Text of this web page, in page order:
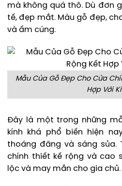
mà không quá thô. Dù đơn
tế, đẹp mắt. Màu gỗ đẹp,
và ấm cúng.
Mẫu Của Gỗ Đẹp Cho Cửa
Hợp Với
Đây là một trong những
kính khá phổ biến hiện
thoáng đãng và sáng sủa.
chính thiết kế rộng và cao
lộc và may mắn cho gia chủ.